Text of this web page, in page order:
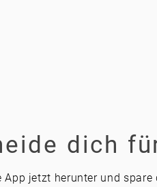
dich
App jetzt herunter und